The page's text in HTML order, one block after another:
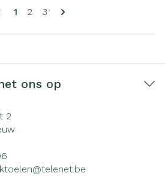
Pagina's
U lees momenteel pagina
1 Pagina
2 Pagina
3
ons op
2
telenet.be